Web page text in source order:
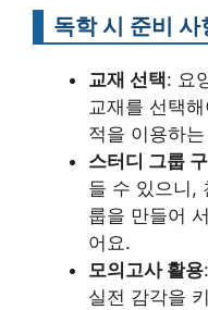
독학 시 준비 사
교재 선택: 요
교재를 선택
적을 이용하
스터디 그룹
들 수 있으니,
룹을 만들어
어요.
모의고사 활용
실전 감각을